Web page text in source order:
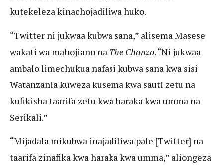
kutekeleza kinachojadiliwa huko.
“Twitter ni jukwaa kubwa sana,” alisema Masese
wakati wa mahojiano na The Chanzo. “Ni jukwaa
ambalo limechukua nafasi kubwa sana kwa sisi
Watanzania kuweza kusema kwa sauti zetu na
kufikisha taarifa zetu kwa haraka kwa umma na
Serikali.”
“Mijadala mikubwa inajadiliwa pale [Twitter] na
taarifa zinafika kwa haraka kwa umma,” aliongeza